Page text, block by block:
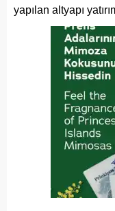
yapılan altyapı